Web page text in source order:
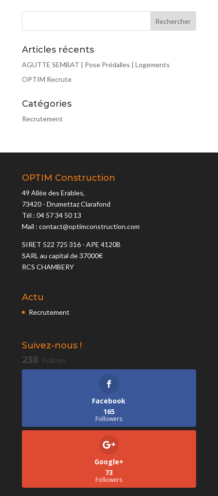
Articles récents
AGUTTE SEMBAT | Pose Prédalles | Logements
OPTIM Recrute
Catégories
Recrutement
OPTIM Construction
49 Allée des Erables,
73420 - Drumettaz Clarafond
Tél : 04 57 34 50 13
Mail : contact@optimconstruction.com
SIRET 522 725 316 - APE 4120B
SARL au capital de 37000€
RCS CHAMBERY
Actu
Recrutement
Suivez-nous !
238 Follows
Facebook
165
Followers
Google+
73
Followers